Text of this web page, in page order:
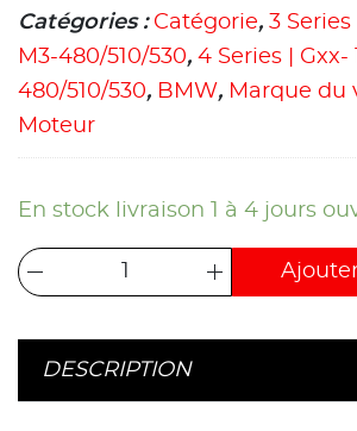
Catégories : Catégorie, 3 Series
M3-480/510/530, 4 Series | Gxx-
480/510/530, BMW, Marque du
Moteur
En stock livraison 1 à 4 jours
DESCRIPTION